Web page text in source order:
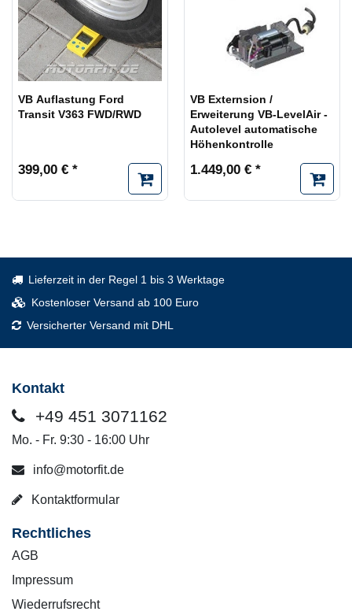
VB Auflastung Ford
Transit V363 FWD/RWD
399,00 € *
VB Externsion /
Erweiterung VB-LevelAir -
Autolevel automatische
Höhenkontrolle
1.449,00 € *
Lieferzeit in der Regel 1 bis 3 Werktage
Kostenloser Versand ab 100 Euro
Versicherter Versand mit DHL
Kontakt
+49 451 3071162
Mo. - Fr. 9:30 - 16:00 Uhr
info@motorfit.de
Kontaktformular
Rechtliches
AGB
Impressum
Wiederrufsrecht